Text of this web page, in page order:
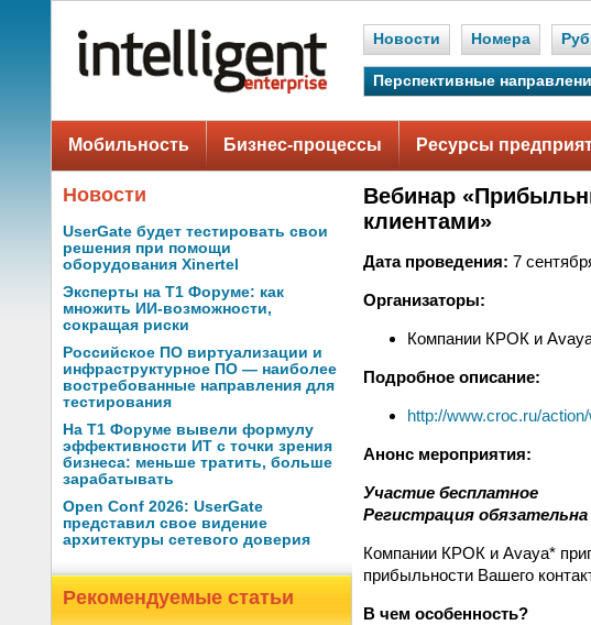
Новости Номера
Перспективные
Мобильность Бизнес-процессы Ресурсы
Новости
UserGate будет тестировать свои
решения при помощи
оборудования Xinertel
Эксперты на Т1 Форуме: как
множить ИИ-возможности,
сокращая риски
Российское ПО виртуализации и
инфраструктурное ПО — наиболее
востребованные направления для
тестирования
На Т1 Форуме вывели формулу
эффективности ИТ с точки зрения
бизнеса: меньше тратить, больше
зарабатывать
Open Conf 2026: UserGate
представил свое видение
архитектуры сетевого доверия
Рекомендуемые статьи
Вебинар
клиентами»
Дата проведения: 7
Организаторы:
Компании КРОК и
Подробное описание:
http://www.croc.ru/
Анонс мероприятия:
Участие бесплатное
Регистрация обязательна
Компании КРОК и Avaya*
прибыльности Вашего
В чем особенность?